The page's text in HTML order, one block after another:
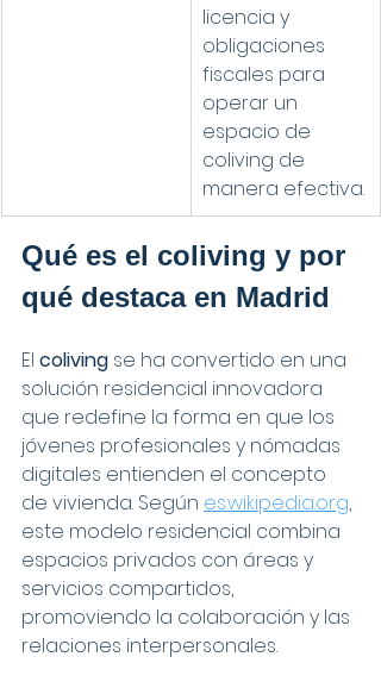
licencia y
obligaciones
fiscales para
operar un
espacio de
coliving de
manera efectiva.
Qué es el coliving y por
qué destaca en Madrid
El coliving se ha convertido en una
solución residencial innovadora
que redefine la forma en que los
jóvenes profesionales y nómadas
digitales entienden el concepto
de vivienda. Según es.wikipedia.org,
este modelo residencial combina
espacios privados con áreas y
servicios compartidos,
promoviendo la colaboración y las
relaciones interpersonales.